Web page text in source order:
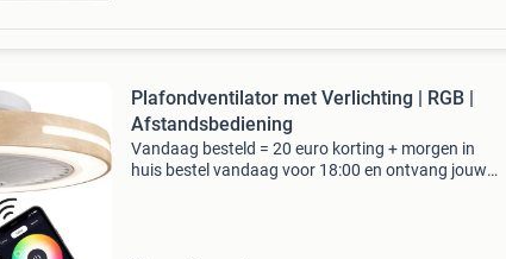
Plafondventilator met Verlichting | RGB |
Afstandsbediening
Vandaag besteld = 20 euro korting + morgen in
huis bestel vandaag voor 18:00 en ontvang jouw